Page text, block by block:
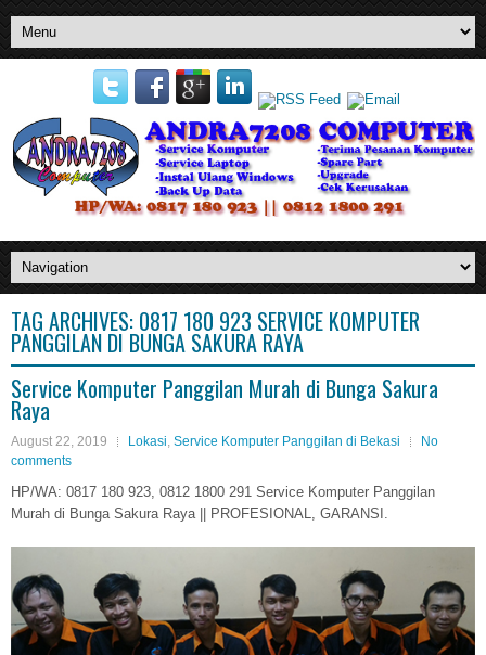
TAG ARCHIVES: 0817 180 923 SERVICE KOMPUTER
PANGGILAN DI BUNGA SAKURA RAYA
Service Komputer Panggilan Murah di Bunga Sakura
Raya
August 22, 2019 Lokasi Service Komputer Panggilan di Bekasi
No
comments
HP/WA: 0817 180 923, 0812 1800 291 Service Komputer Panggilan
Murah di Bunga Sakura Raya || PROFESIONAL, GARANSI.